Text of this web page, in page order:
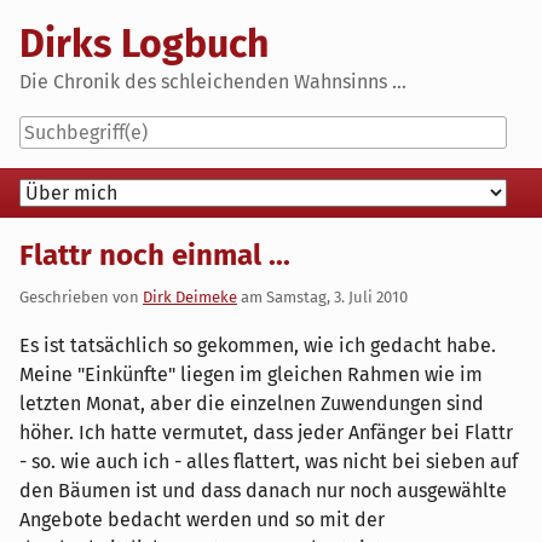
content
Dirks Logbuch
Die Chronik des schleichenden Wahnsinns ...
Navigation
Flattr noch einmal ...
Geschrieben von Dirk Deimeke am Samstag, 3. Juli 2010
Es ist tatsächlich so gekommen, wie ich gedacht habe.
Meine "Einkünfte" liegen im gleichen Rahmen wie im
letzten Monat, aber die einzelnen Zuwendungen sind
höher. Ich hatte vermutet, dass jeder Anfänger bei Flattr
- so. wie auch ich - alles flattert, was nicht bei sieben auf
den Bäumen ist und dass danach nur noch ausgewählte
Angebote bedacht werden und so mit der